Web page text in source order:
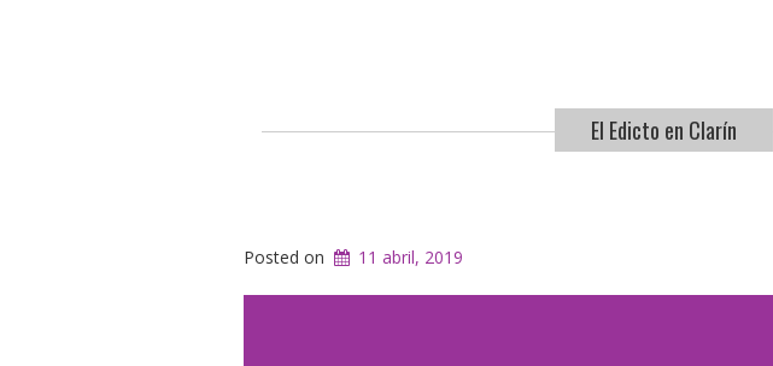
El Edicto en Clarín
Posted on 11 abril, 2019